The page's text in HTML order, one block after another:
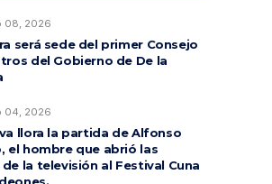
08, 2026
será sede del primer Consejo
del Gobierno de De la
04, 2026
llora la partida de Alfonso
el hombre que abrió las
la televisión al Festival Cuna